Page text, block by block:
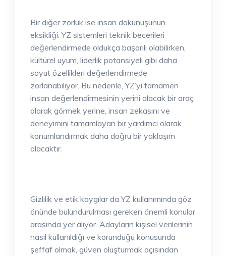
Bir diğer zorluk ise insan dokunuşunun
eksikliği. YZ sistemleri teknik becerileri
değerlendirmede oldukça başarılı olabilirken,
kültürel uyum, liderlik potansiyeli gibi daha
soyut özellikleri değerlendirmede
zorlanabiliyor. Bu nedenle, YZ’yi tamamen
insan değerlendirmesinin yerini alacak bir araç
olarak görmek yerine, insan zekasını ve
deneyimini tamamlayan bir yardımcı olarak
konumlandırmak daha doğru bir yaklaşım
olacaktır.
Gizlilik ve etik kaygılar da YZ kullanımında göz
önünde bulundurulması gereken önemli konular
arasında yer alıyor. Adayların kişisel verilerinin
nasıl kullanıldığı ve korunduğu konusunda
şeffaf olmak, güven oluşturmak açısından